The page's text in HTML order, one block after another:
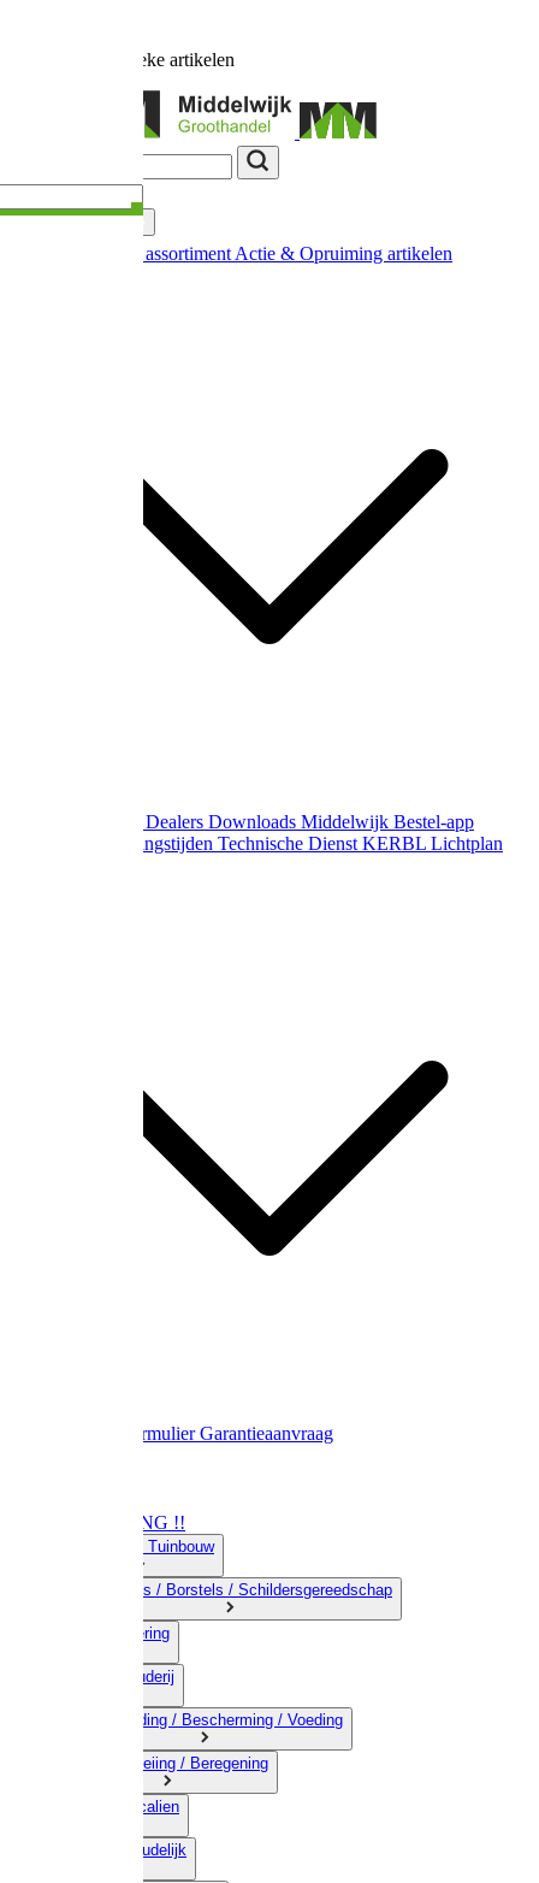
unieke artikelen
Nieuw in ons assortiment Actie & Opruiming artikelen
Dealers Downloads Middelwijk Bestel-app
Gewijzigde openingstijden Technische Dienst KERBL Lichtplan
RetourformulierGarantieaanvraag
OPRUIMING !!
01) Land-& Tuinbouw
02) Bezems / Borstels / Schildersgereedschap
03) Afrastering
04) Veehouderij
05) Bestrijding / Bescherming / Voeding
06) Besproeiing / Beregening
07) Chemicalien
08) Huishoudelijk